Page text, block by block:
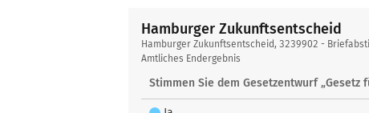
Hamburger Zukunftsentscheid
Hamburger
Zukunftsentscheid
Hamburger Zukunftsentscheid, 3239902 -
Amtliches Endergebnis
Stimmen Sie dem Gesetzentwurf